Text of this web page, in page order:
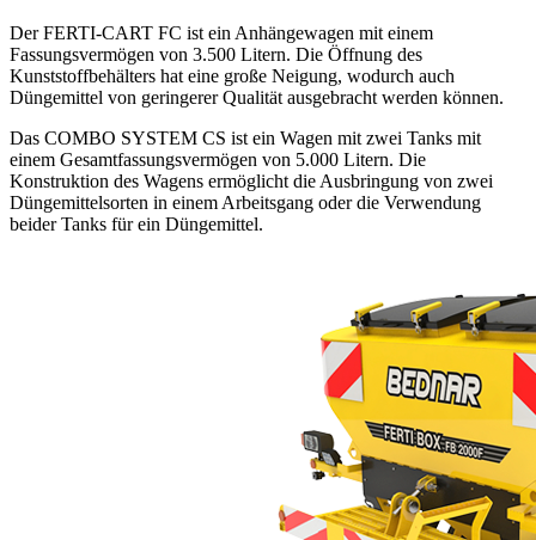
Der FERTI-CART FC ist ein Anhängewagen mit einem
Fassungsvermögen von 3.500 Litern. Die Öffnung des
Kunststoffbehälters hat eine große Neigung, wodurch auch
Düngemittel von geringerer Qualität ausgebracht werden können.
Das COMBO SYSTEM CS ist ein Wagen mit zwei Tanks mit
einem Gesamtfassungsvermögen von 5.000 Litern. Die
Konstruktion des Wagens ermöglicht die Ausbringung von zwei
Düngemittelsorten in einem Arbeitsgang oder die Verwendung
beider Tanks für ein Düngemittel.